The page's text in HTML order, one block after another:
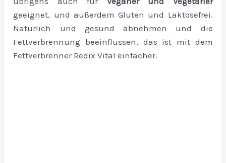
geeignet, und außerdem Gluten und Laktosefrei.
Natürlich und gesund abnehmen und die
Fettverbrennung beeinflussen, das ist mit dem
Fettverbrenner Redix Vital einfacher.